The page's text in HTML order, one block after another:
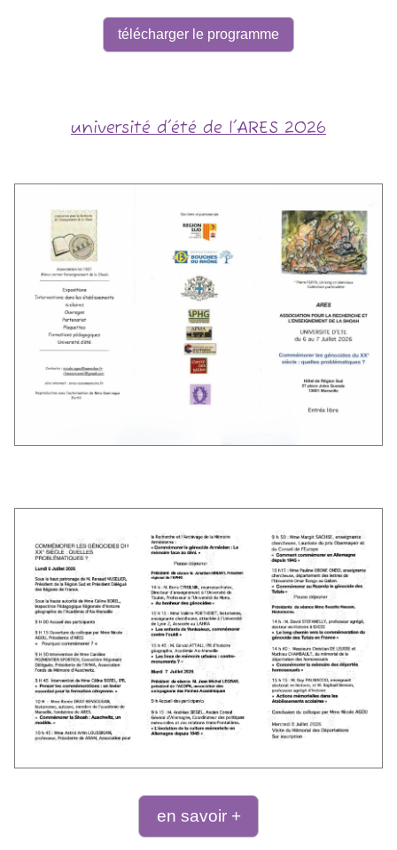
télécharger le programme
université d'été de l'ARES 2026
en savoir +